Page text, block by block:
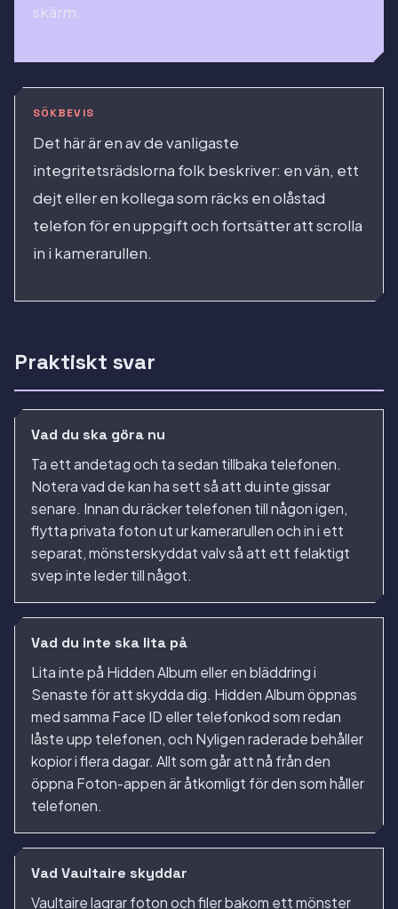
skärm.
SÖKBEVIS
Det här är en av de vanligaste
integritetsrädslorna folk beskriver: en vän, ett
dejt eller en kollega som räcks en olåstad
telefon för en uppgift och fortsätter att scrolla
in i kamerarullen.
Praktiskt svar
Vad du ska göra nu
Ta ett andetag och ta sedan tillbaka telefonen.
Notera vad de kan ha sett så att du inte gissar
senare. Innan du räcker telefonen till någon igen,
flytta privata foton ut ur kamerarullen och in i ett
separat, mönsterskyddat valv så att ett felaktigt
svep inte leder till något.
Vad du inte ska lita på
Lita inte på Hidden Album eller en bläddring i
Senaste för att skydda dig. Hidden Album öppnas
med samma Face ID eller telefonkod som redan
låste upp telefonen, och Nyligen raderade behåller
kopior i flera dagar. Allt som går att nå från den
öppna Foton-appen är åtkomligt för den som håller
telefonen.
Vad Vaultaire skyddar
Vaultaire lagrar foton och filer bakom ett mönster